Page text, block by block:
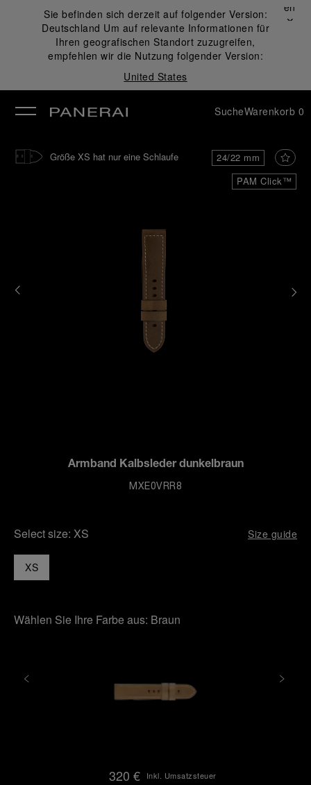
Sie befinden sich derzeit auf folgender Version:
Deutschland Um auf relevante Informationen für
Ihren geografischen Standort zuzugreifen,
empfehlen wir die Nutzung folgender Version:
United States
Schließen
✕
SucheWarenkorb 0
PAM Click™
24/22 mm
Größe XS hat nur eine Schlaufe
Armband Kalbsleder dunkelbraun
MXE0VRR8
Select size: XS Size guide
XS
Wählen Sie Ihre Farbe aus: Braun
320 € Inkl. Umsatzsteuer